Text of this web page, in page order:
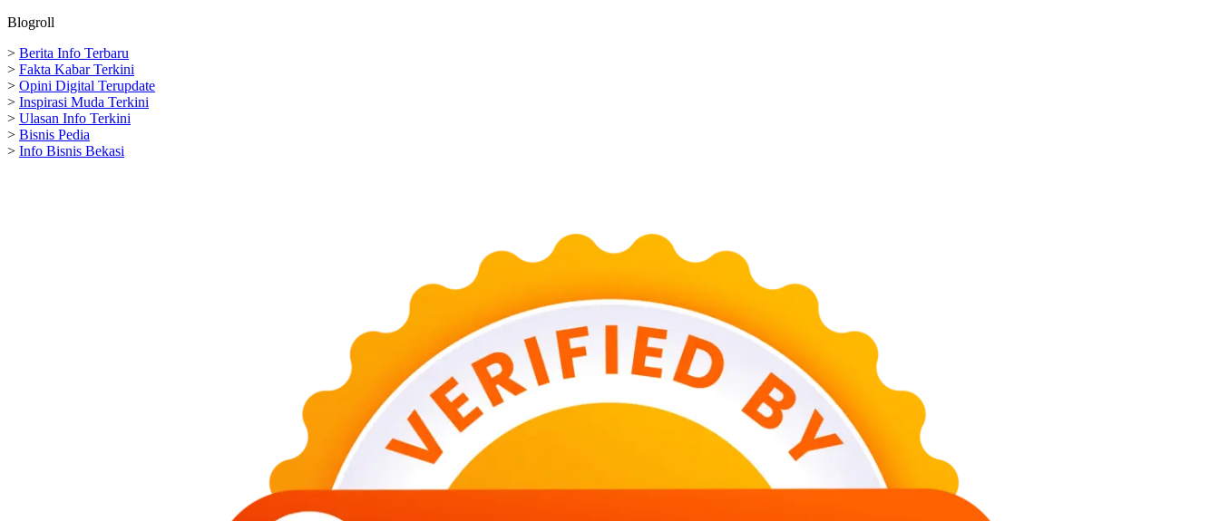
Blogroll
> Berita Info Terbaru
> Fakta Kabar Terkini
> Opini Digital Terupdate
> Inspirasi Muda Terkini
> Ulasan Info Terkini
> Bisnis Pedia
> Info Bisnis Bekasi